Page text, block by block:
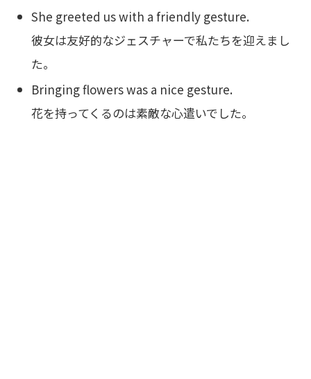
She greeted us with a friendly gesture.
彼女は友好的なジェスチャーで私たちを迎えまし
た。
Bringing flowers was a nice gesture.
花を持ってくるのは素敵な心遣いでした。